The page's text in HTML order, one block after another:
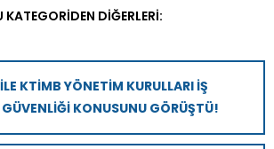
KATEGORIDEN DIĞERLERI:
KTİMB YÖNETIM KURULLARI İŞ
GÜVENLIĞI KONUSUNU GÖRÜŞTÜ!